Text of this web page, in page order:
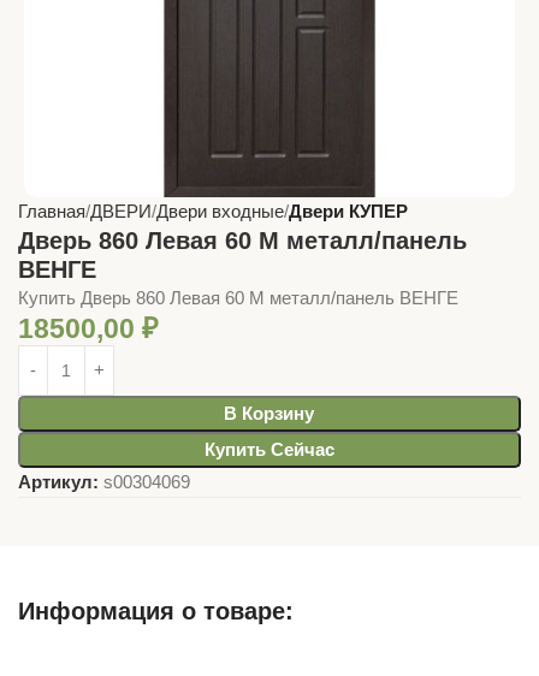
Главная ДВЕРИ Двери входные Двери КУПЕР
Дверь 860 Левая 60 М металл/панель
ВЕНГЕ
Купить Дверь 860 Левая 60 М металл/панель ВЕНГЕ
18500,00 ₽
В Корзину
Купить Сейчас
Артикул: s00304069
Информация о товаре: